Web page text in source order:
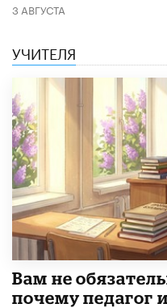
3 АВГУСТА
УЧИТЕЛЯ
​Вам не
почему педагог